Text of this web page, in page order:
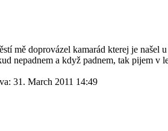
mě doprovázel kamarád kterej je našel
nepadnem a když padnem, tak pijem
31. March 2011 14:49